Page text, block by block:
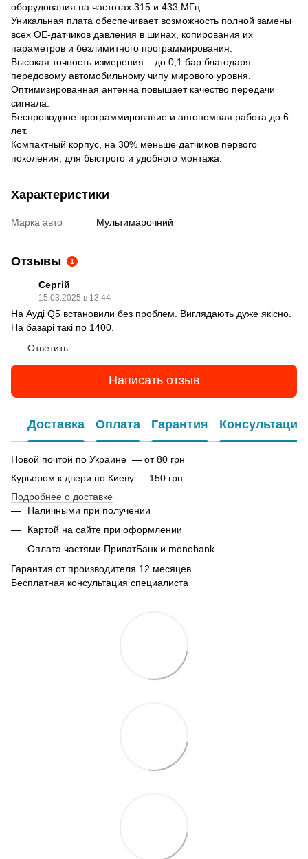
оборудования на частотах 315 и 433 МГц.
Уникальная плата обеспечивает возможность полной замены
всех OE-датчиков давления в шинах, копирования их
параметров и безлимитного программирования.
Высокая точность измерения – до 0,1 бар благодаря
передовому автомобильному чипу мирового уровня.
Оптимизированная антенна повышает качество передачи
сигнала.
Беспроводное программирование и автономная работа до 6
лет.
Компактный корпус, на 30% меньше датчиков первого
поколения, для быстрого и удобного монтажа.
Характеристики
Марка авто Мультимарочний
Отзывы 1
Сергій
15.03.2025 в 13:44
На Ауді Q5 встановили без проблем. Виглядають дуже якісно.
На базарі такі по 1400.
Ответить
Написать отзыв
Доставка Оплата Гарантия Консультация
Новой почтой по Украине — от 80 грн
Курьером к двери по Киеву — 150 грн
Подробнее о доставке
Наличными при получении
Картой на сайте при оформлении
Оплата частями ПриватБанк и monobank
Гарантия от производителя 12 месяцев
Бесплатная консультация специалиста